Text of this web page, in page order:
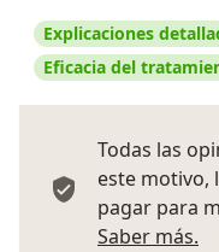
Explicaciones
Eficacia del
Todas las
este motivo,
pagar para
Saber más.